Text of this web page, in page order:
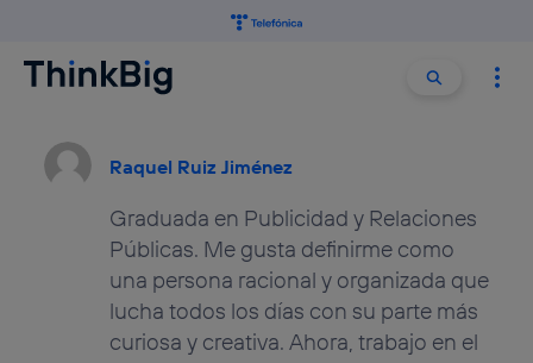
Buscar
Raquel Ruiz Jiménez
Graduada en Publicidad y Relaciones
Públicas. Me gusta definirme como
una persona racional y organizada que
lucha todos los días con su parte más
curiosa y creativa. Ahora, trabajo en el